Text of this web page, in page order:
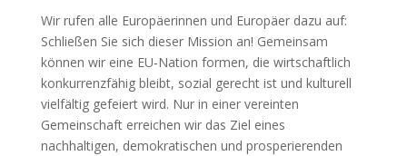
Wir rufen alle Europäerinnen und Europäer dazu auf:
Schließen Sie sich dieser Mission an! Gemeinsam
können wir eine EU‑Nation formen, die wirtschaftlich
konkurrenzfähig bleibt, sozial gerecht ist und kulturell
vielfältig gefeiert wird. Nur in einer vereinten
Gemeinschaft erreichen wir das Ziel eines
nachhaltigen, demokratischen und prosperierenden